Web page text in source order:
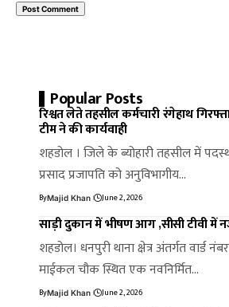
Popular Posts
रिश्वत लेते तहसील कर्मचारी रंगेहाथ
टीम ने की कार्यवाही
शहडोल । जिले के ब्योहारी तहसील में
प्रसाद प्रजापति को अनुविभागीय…
ByMajid Khan June 2, 2026
साड़ी दुकान में भीषण आग ,सीसी टीवी में
शहडोल। धनपुरी थाना क्षेत्र अंतर्गत वार्ड
माईकल चौक स्थित एक नवनिर्मित…
ByMajid Khan June 2, 2026